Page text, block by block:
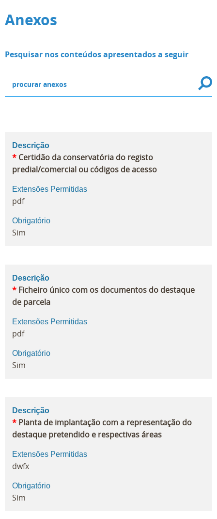
Anexos
Pesquisar nos conteúdos apresentados a seguir
Descrição
* Certidão da conservatória do registo
predial/comercial ou códigos de acesso
Extensões Permitidas
pdf
Obrigatório
Sim
Descrição
* Ficheiro único com os documentos do destaque
de parcela
Extensões Permitidas
pdf
Obrigatório
Sim
Descrição
* Planta de implantação com a representação do
destaque pretendido e respectivas áreas
Extensões Permitidas
dwfx
Obrigatório
Sim